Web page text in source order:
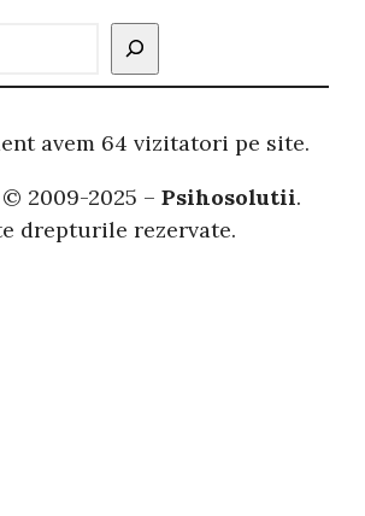
avem 64 vizitatori pe site.
2009-2025 – Psihosolutii.
drepturile rezervate.